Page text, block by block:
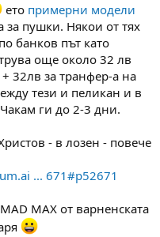
ето примерни модели
пушки. Някои от тях
банков път като
още около 32 лв
32лв за транфер-а на
тези и пеликан и в
ги до 2-3 дни.
- в лозен - повече
... 671#p52671
MAX от варненската